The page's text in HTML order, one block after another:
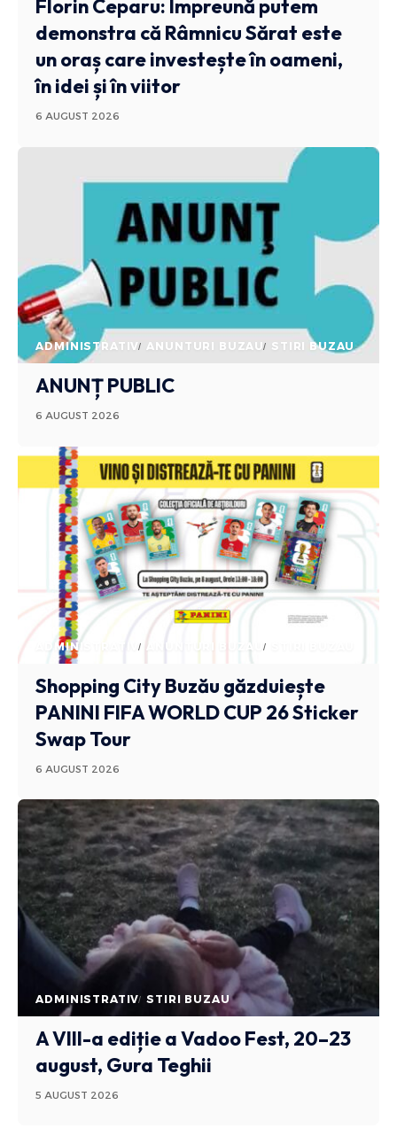
Florin Ceparu: Împreună putem
demonstra că Râmnicu Sărat este
un oraș care investește în oameni,
în idei și în viitor
6 AUGUST 2026
ADMINISTRATIV ANUNTURI BUZAU STIRI BUZAU
ANUNȚ PUBLIC
6 AUGUST 2026
ADMINISTRATIV ANUNTURI BUZAU
Shopping City Buzău găzduiește
PANINI FIFA WORLD CUP 26 Sticker
Swap Tour
6 AUGUST 2026
ADMINISTRATIV STIRI BUZAU
A VIII-a ediție a Vadoo Fest, 20–23
august, Gura Teghii
5 AUGUST 2026